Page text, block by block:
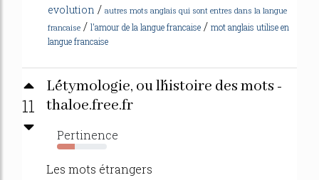
evolution / autres mots anglais qui sont entres dans la langue
francaise / l'amour de la langue francaise / mot anglais utilise en
langue francaise
11
L´étymologie, ou l´histoire des mots -
thaloe.free.fr
Pertinence
35%
Les mots étrangers